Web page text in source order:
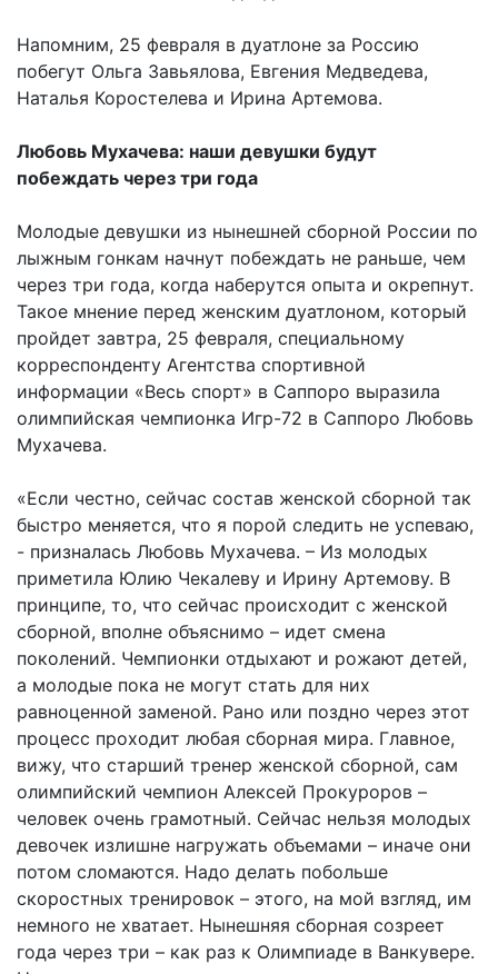
Напомним, 25 февраля в дуатлоне за Россию
побегут Ольга Завьялова, Евгения Медведева,
Наталья Коростелева и Ирина Артемова.
Любовь Мухачева: наши девушки будут
побеждать через три года
Молодые девушки из нынешней сборной России по
лыжным гонкам начнут побеждать не раньше, чем
через три года, когда наберутся опыта и окрепнут.
Такое мнение перед женским дуатлоном, который
пройдет завтра, 25 февраля, специальному
корреспонденту Агентства спортивной
информации «Весь спорт» в Саппоро выразила
олимпийская чемпионка Игр-72 в Саппоро Любовь
Мухачева.
«Если честно, сейчас состав женской сборной так
быстро меняется, что я порой следить не успеваю,
- призналась Любовь Мухачева. – Из молодых
приметила Юлию Чекалеву и Ирину Артемову. В
принципе, то, что сейчас происходит с женской
сборной, вполне объяснимо – идет смена
поколений. Чемпионки отдыхают и рожают детей,
а молодые пока не могут стать для них
равноценной заменой. Рано или поздно через этот
процесс проходит любая сборная мира. Главное,
вижу, что старший тренер женской сборной, сам
олимпийский чемпион Алексей Прокуроров –
человек очень грамотный. Сейчас нельзя молодых
девочек излишне нагружать объемами – иначе они
потом сломаются. Надо делать побольше
скоростных тренировок – этого, на мой взгляд, им
немного не хватает. Нынешняя сборная созреет
года через три – как раз к Олимпиаде в Ванкувере.